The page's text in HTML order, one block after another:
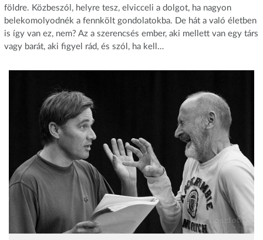
földre. Közbeszól, helyre tesz, elvicceli a dolgot, ha nagyon
belekomolyodnék a fennkölt gondolatokba. De hát a való életben
is így van ez, nem? Az a szerencsés ember, aki mellett van egy társ
vagy barát, aki figyel rád, és szól, ha kell…